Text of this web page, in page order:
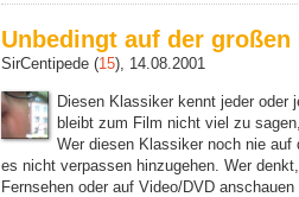
Unbedingt auf der
SirCentipede (15), 14.08.2001
Diesen Klassiker kennt jeder oder
bleibt zum Film nicht viel zu
Wer diesen Klassiker noch nie auf
es nicht verpassen hinzugehen. Wer
Fernsehen oder auf Video/DVD